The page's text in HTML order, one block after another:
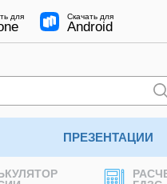
для Скачать для
Android
ПРЕЗЕНТАЦИИ